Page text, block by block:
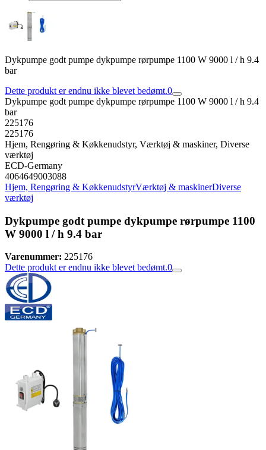
Dykpumpe godt pumpe dykpumpe rørpumpe 1100 W 9000 l / h 9.4
bar
Dette produkt er endnu ikke blevet bedømt.0
Dykpumpe godt pumpe dykpumpe rørpumpe 1100 W 9000 l / h 9.4
bar
225176
225176
Hjem, Rengøring & Køkkenudstyr, Værktøj & maskiner, Diverse
værktøj
ECD-Germany
4064649003088
Hjem, Rengøring & KøkkenudstyrVærktøj & maskinerDiverse
værktøj
Dykpumpe godt pumpe dykpumpe rørpumpe 1100
W 9000 l / h 9.4 bar
Varenummer: 225176
Dette produkt er endnu ikke blevet bedømt.0